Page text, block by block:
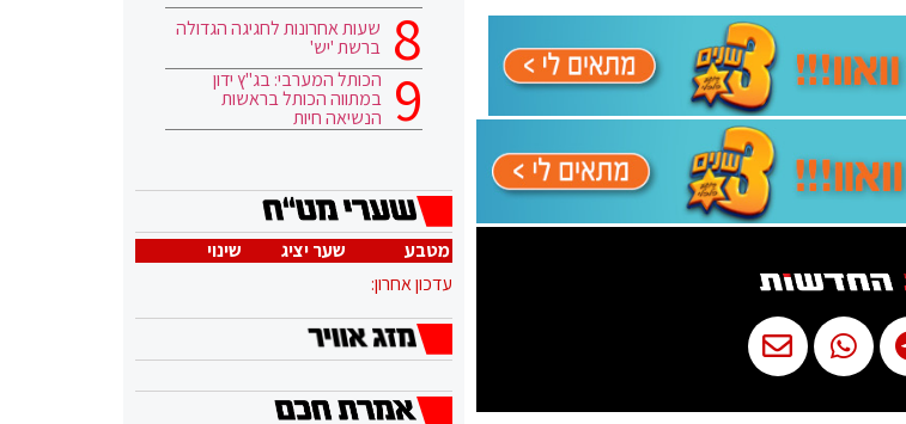
שעות אחרונות לחגיגה הגדולה
ברשת 'יש'
הכותל המערבי: בג"ץ ידון
במתווה הכותל בראשות
הנשיאה חיות
מטבע שער יציג
שינוי
עדכון אחרון: